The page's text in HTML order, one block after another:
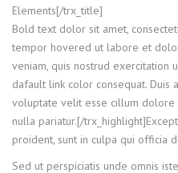
Elements[/trx_title]
Bold text dolor sit amet,
tempor hovered ut labore et
veniam, quis nostrud exercitation
dafault link color consequat. Duis
voluptate velit esse cillum dolore
nulla pariatur.[/
proident, sunt in culpa qui officia
Sed ut perspiciatis unde omnis